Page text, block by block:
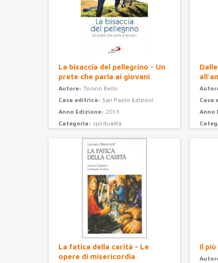
La bisaccia del pellegrino - Un
prete che parla ai giovani
Autore: Tonino Bello
Casa editrice: San Paolo Edizioni
Anno Edizione: 2013
Categoria: spiritualità
Casa
Anno
La fatica della carità - Le
opere di misericordia
Il